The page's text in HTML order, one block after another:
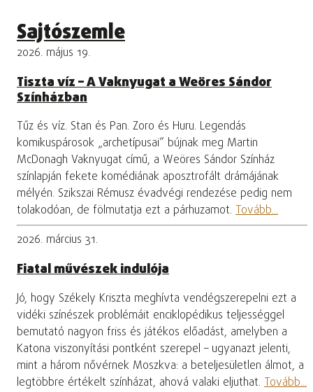
Sajtószemle
2026. május 19.
Tiszta víz – A Vaknyugat a Weöres Sándor
Színházban
Tűz és víz. Stan és Pan. Zoro és Huru. Legendás
komikuspárosok „archetípusai” bújnak meg Martin
McDonagh Vaknyugat című, a Weöres Sándor Színház
színlapján fekete komédiának aposztrofált drámájának
mélyén. Szikszai Rémusz évadvégi rendezése pedig nem
tolakodóan, de fölmutatja ezt a párhuzamot. Tovább...
2026. március 31.
Fiatal művészek indulója
Jó, hogy Székely Kriszta meghívta vendégszerepelni ezt a
vidéki színészek problémáit enciklopédikus teljességgel
bemutató nagyon friss és játékos előadást, amelyben a
Katona viszonyítási pontként szerepel – ugyanazt jelenti,
mint a három nővérnek Moszkva: a beteljesületlen álmot, a
legtöbbre értékelt színházat, ahová valaki eljuthat. Tovább...